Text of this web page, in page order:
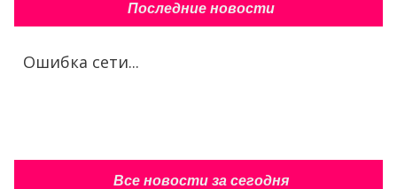
Последние новости
Ошибка сети...
Все новости за сегодня